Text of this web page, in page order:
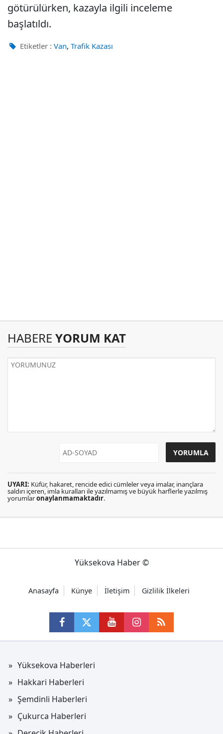
götürülürken, kazayla ilgili inceleme
başlatıldı.
Etiketler : Van, Trafik Kazası
HABERE YORUM KAT
UYARI: Küfür, hakaret, rencide edici cümleler veya imalar, inançlara
saldırı içeren, imla kuralları ile yazılmamış ve büyük harflerle yazılmış
yorumlaronaylanmamaktadır.
Yüksekova Haber ©
Anasayfa Künye İletişim Gizlilik İlkeleri
Yüksekova Haberleri
Hakkari Haberleri
Şemdinli Haberleri
Çukurca Haberleri